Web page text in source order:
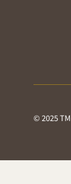
© 2025